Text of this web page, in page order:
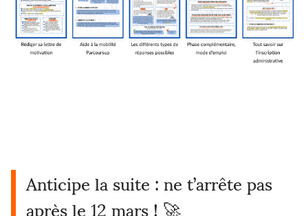
Anticipe la suite : ne t’arrête pas